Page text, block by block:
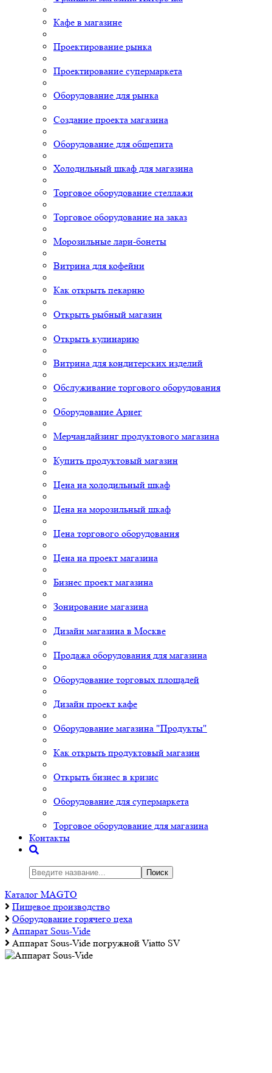
Кафе в магазине
Проектирование рынка
Проектирование супермаркета
Оборудование для рынка
Создание проекта магазина
Оборудование для общепита
Холодильный шкаф для магазина
Торговое оборудование стеллажи
Торговое оборудование на заказ
Морозильные лари-бонеты
Витрина для кофейни
Как открыть пекарню
Открыть рыбный магазин
Открыть кулинарию
Витрина для кондитерских изделий
Обслуживание торгового оборудования
Оборудование Арнег
Мерчандайзинг продуктового магазина
Купить продуктовый магазин
Цена на холодильный шкаф
Цена на морозильный шкаф
Цена торгового оборудования
Цена на проект магазина
Бизнес проект магазина
Зонирование магазина
Дизайн магазина в Москве
Продажа оборудования для магазина
Оборудование торговых площадей
Дизайн проект кафе
Оборудование магазина "Продукты"
Как открыть продуктовый магазин
Открыть бизнес в кризис
Оборудование для супермаркета
Торговое оборудование для магазина
Контакты
Поиск
Каталог MAGTO
Пищевое производство
Оборудование горячего цеха
Аппарат Sous-Vide
Аппарат Sous-Vide погружной Viatto SV